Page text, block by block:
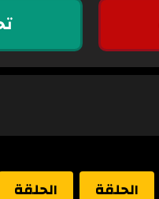
الحلقة الحلقة